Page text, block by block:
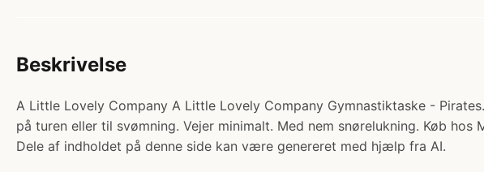
Beskrivelse
A Little Lovely Company A Little Lovely Company Gymnastiktaske -
på turen eller til svømning. Vejer minimalt. Med nem snørelukning. Køb hos
Dele af indholdet på denne side kan være genereret med hjælp fra AI.